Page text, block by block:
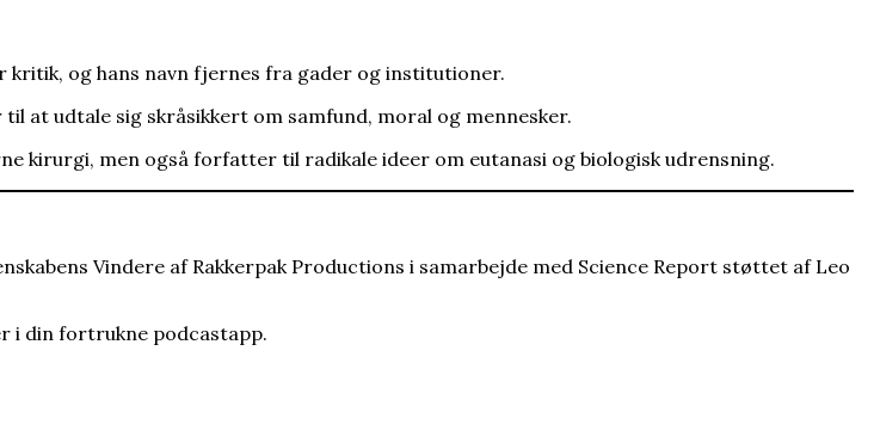
og hans navn fjernes fra gader og institutioner.
at udtale sig skråsikkert om samfund, moral og mennesker.
kirurgi, men også forfatter til radikale ideer om eutanasi og biologisk udrensning.
Vindere af Rakkerpak Productions i samarbejde med Science Report støttet af Leo
i din fortrukne podcastapp.